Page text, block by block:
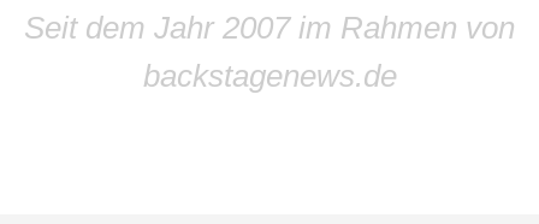
Seit dem Jahr 2007 im Rahmen von
backstagenews.de